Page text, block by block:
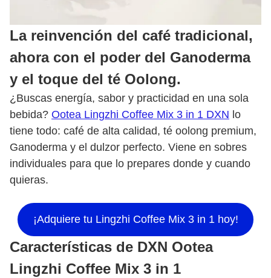
La reinvención del café tradicional,
ahora con el poder del Ganoderma
y el toque del té Oolong.
¿Buscas energía, sabor y practicidad en una sola
bebida? Ootea Lingzhi Coffee Mix 3 in 1 DXN lo
tiene todo: café de alta calidad, té oolong premium,
Ganoderma y el dulzor perfecto. Viene en sobres
individuales para que lo prepares donde y cuando
quieras.
¡Adquiere tu Lingzhi Coffee Mix 3 in 1 hoy!
Características de DXN Ootea
Lingzhi Coffee Mix 3 in 1